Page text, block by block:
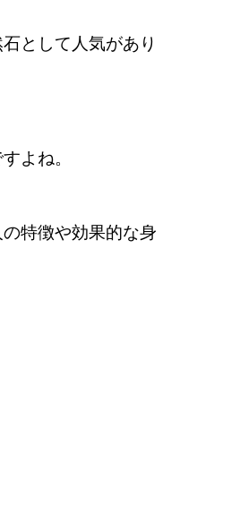
として人気があり
よね。
特徴や効果的な身